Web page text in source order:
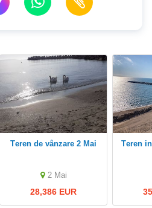
Teren de vânzare 2 Mai
2 Mai
28,386 EUR
Teren